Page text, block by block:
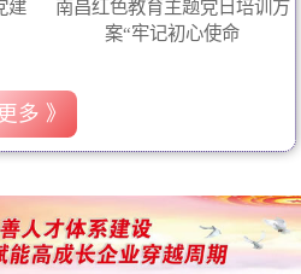
建
南昌红色教育主题党日培训方
案“牢记初心使命
多 》